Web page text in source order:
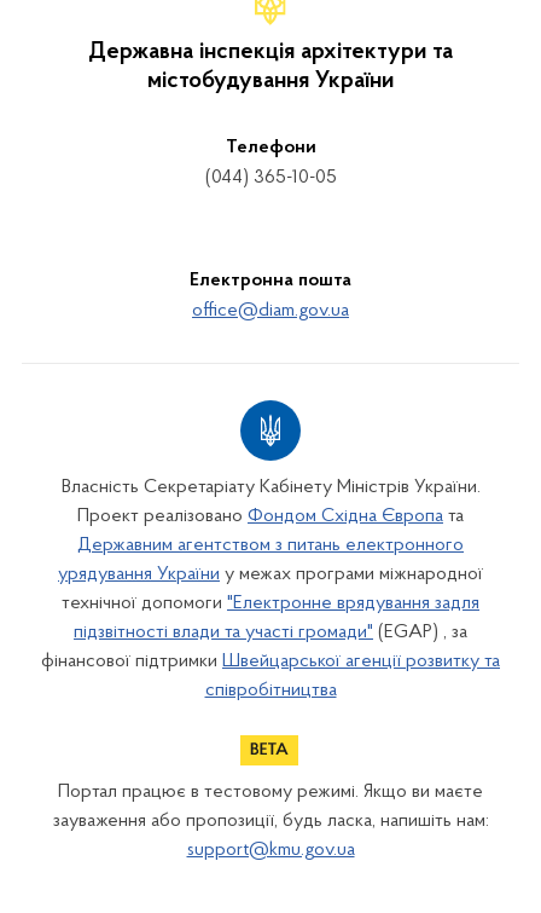
Державна інспекція архітектури та
містобудування України
Телефони
(044) 365-10-05
Електронна пошта
office@diam.gov.ua
Власність Секретаріату Кабінету Міністрів України.
Проект реалізовано Фондом Східна Європа та
Державним агентством з питань електронного
урядування України у межах програми міжнародної
технічної допомоги "Електронне врядування задля
підзвітності влади та участі громади" (EGAP) , за
фінансової підтримки Швейцарської агенції розвитку та
співробітництва
Портал працює в тестовому режимі. Якщо ви маєте
зауваження або пропозиції, будь ласка, напишіть нам:
support@kmu.gov.ua